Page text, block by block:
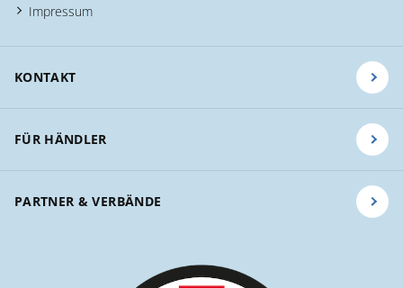
Impressum
KONTAKT
FÜR HÄNDLER
PARTNER & VERBÄNDE